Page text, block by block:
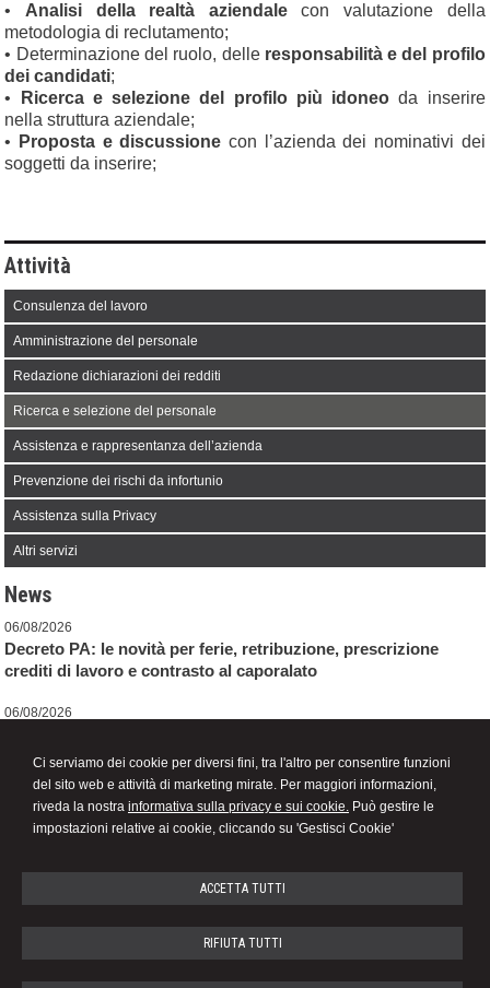
Ci serviamo dei cookie per diversi fini, tra l'altro per consentire funzioni
del sito web e attività di marketing mirate. Per maggiori informazioni,
riveda la nostra informativa sulla privacy e sui cookie. Può gestire le
impostazioni relative ai cookie, cliccando su 'Gestisci Cookie'
ACCETTA TUTTI
RIFIUTA TUTTI
• Analisi della realtà aziendalecon valutazione della
metodologia di reclutamento;
• Determinazione del ruolo, delle responsabilità e del profilo
dei candidati;
•
Ricerca e selezione del profilo più idoneo da inserire
nella struttura aziendale;
•
Proposta e discussione con l’azienda dei nominativi dei
soggetti da inserire;
Attività
Consulenza del lavoro
Amministrazione del personale
Redazione dichiarazioni dei redditi
Ricerca e selezione del personale
Assistenza e rappresentanza dell’azienda
Prevenzione dei rischi da infortunio
Assistenza sulla Privacy
Altri servizi
News
06/08/2026
Decreto PA: le novità per ferie, retribuzione, prescrizione
crediti di lavoro e contrasto al caporalato
06/08/2026
speciale e revisione delle cause di decadenza
Correzione errori contabili: una soluzione di compromesso
STUDIO DI CONSULENZA DEL LAVORO